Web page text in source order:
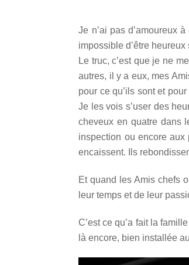
Je n’ai pas d’amoureux
impossible d’être
Le truc, c’est que je ne
autres, il y a eux, mes
pour ce qu’ils sont et
Je les vois s’user des
cheveux en quatre dans
inspection ou encore
encaissent. Ils
Et quand les Amis chefs
leur temps et de leur
C’est ce qu’a fait la
là encore, bien installée